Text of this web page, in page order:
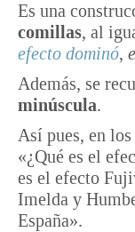
Es una
comillas, al
efecto dominó,
Además, se
minúscula.
Así pues, en
«¿Qué es el
es el efecto
Imelda y
España».